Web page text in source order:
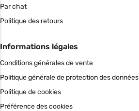
Par chat
Politique des retours
Informations légales
Conditions générales de vente
Politique générale de protection des données
Politique de cookies
Préférence des cookies